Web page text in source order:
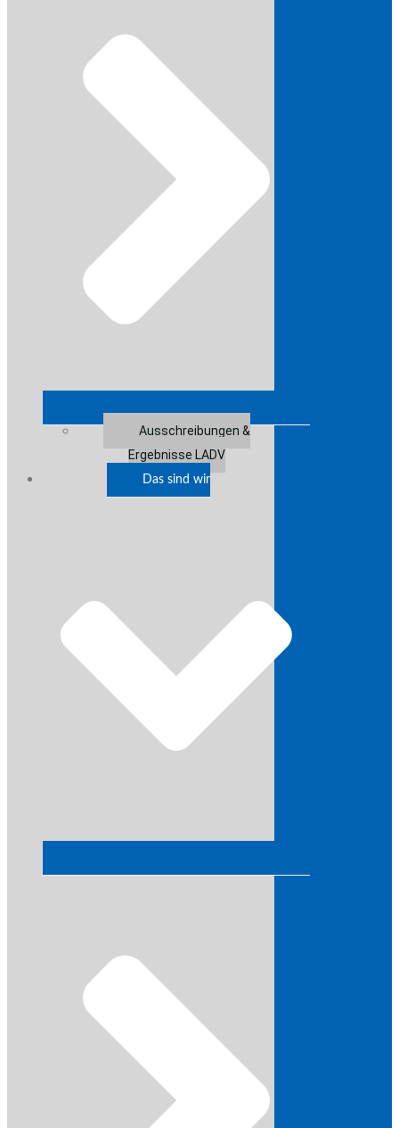
Ausschreibungen &
Ergebnisse LADV
Das sind wir